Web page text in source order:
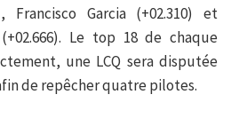
Francisco Garcia (+02.310) et
Le top 18 de chaque
une LCQ sera disputée
de repêcher quatre pilotes.